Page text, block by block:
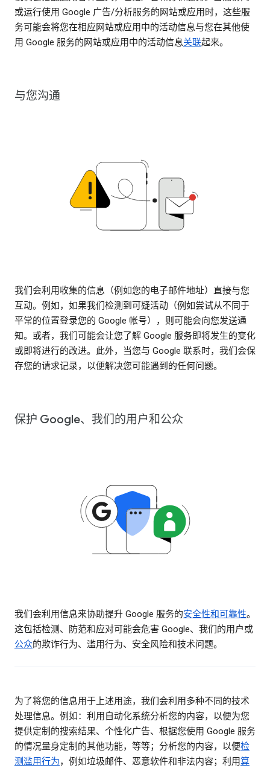
或运行使用 Google 广告/分析服务的网站或应用时，这些服
务可能会将您在相应网站或应用中的活动信息与您在其他使
用 Google 服务的网站或应用中的活动信息关联起来。
与您沟通
我们会利用收集的信息（例如您的电子邮件地址）直接与您
互动。例如，如果我们检测到可疑活动（例如尝试从不同于
平常的位置登录您的 Google 帐号），则可能会向您发送通
知。或者，我们可能会让您了解 Google 服务即将发生的变化
或即将进行的改进。此外，当您与 Google 联系时，我们会保
存您的请求记录，以便解决您可能遇到的任何问题。
保护 Google、我们的用户和公众
我们会利用信息来协助提升 Google 服务的安全性和可靠性。
这包括检测、防范和应对可能会危害 Google、我们的用户或
公众的欺诈行为、滥用行为、安全风险和技术问题。
为了将您的信息用于上述用途，我们会利用多种不同的技术
处理信息。例如：利用自动化系统分析您的内容，以便为您
提供定制的搜索结果、个性化广告、根据您使用 Google 服务
的情况量身定制的其他功能，等等；分析您的内容，以便检
测滥用行为，例如垃圾邮件、恶意软件和非法内容；利用算